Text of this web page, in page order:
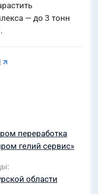
— до 3 тонн
переработка
гелий сервис»
области